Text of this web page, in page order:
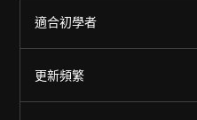
適合初學者
更新頻繁